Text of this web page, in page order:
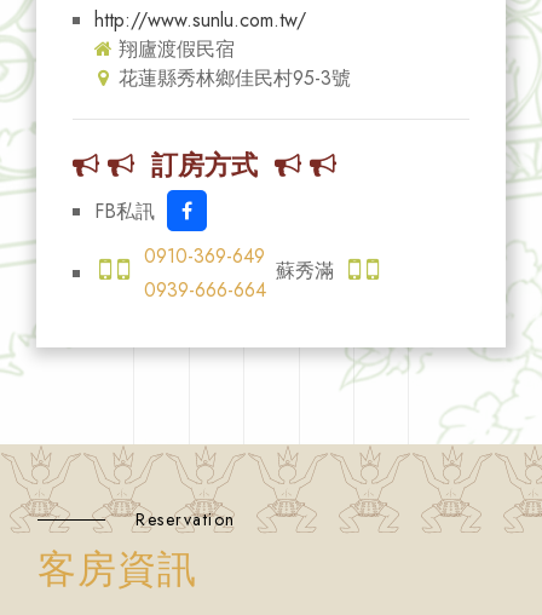
http://www.sunlu.com.tw/
翔廬渡假民宿
花蓮縣秀林鄉佳民村95-3號
訂房方式
FB私訊
0910-369-649
0939-666-664
蘇秀滿
Reservation
客房資訊